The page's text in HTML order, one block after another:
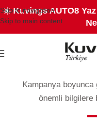
Skip to navigation
Skip to main content
☀️ Kuvings AUTO8
Kuvings
Kampanya
önemli bilgilere